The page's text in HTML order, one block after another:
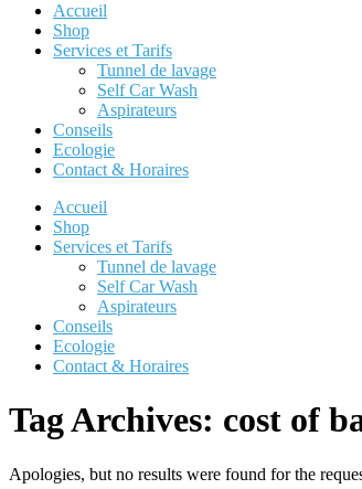
Accueil
Shop
Services et Tarifs
Tunnel de lavage
Self Car Wash
Aspirateurs
Conseils
Ecologie
Contact & Horaires
Accueil
Shop
Services et Tarifs
Tunnel de lavage
Self Car Wash
Aspirateurs
Conseils
Ecologie
Contact & Horaires
Tag Archives: cost of
Apologies, but no results were found for the